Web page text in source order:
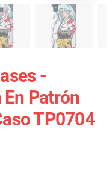
-
Patrón
TP0704